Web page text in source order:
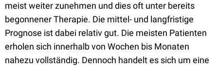
meist weiter zunehmen und dies oft unter bereits
begonnener Therapie. Die mittel- und langfristige
Prognose ist dabei relativ gut. Die meisten Patienten
erholen sich innerhalb von Wochen bis Monaten
nahezu vollständig. Dennoch handelt es sich um eine